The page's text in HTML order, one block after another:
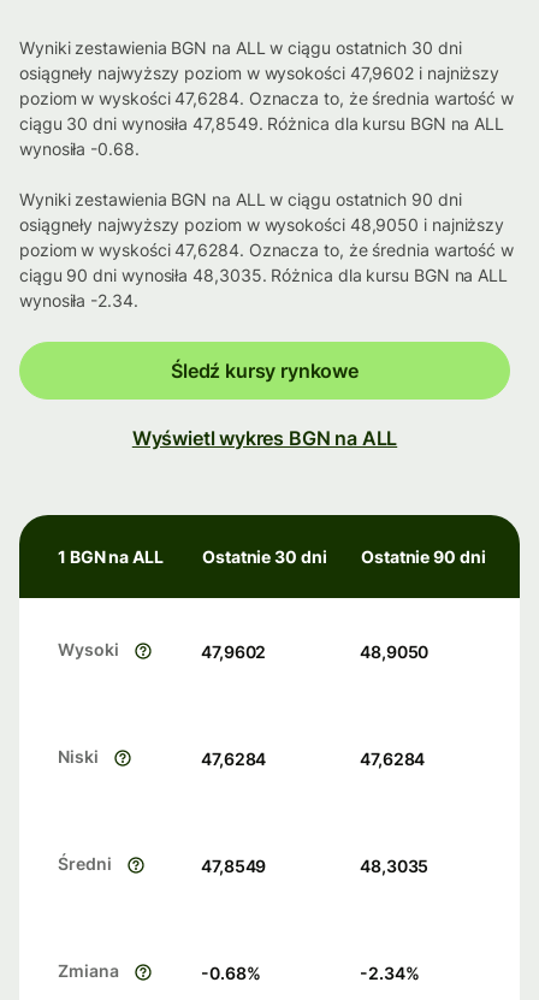
Wyniki zestawienia BGN na ALL w ciągu ostatnich 30 dni
osiągneły najwyższy poziom w wysokości 47,9602 i najniższy
poziom w wyskości 47,6284. Oznacza to, że średnia wartość w
ciągu 30 dni wynosiła 47,8549. Różnica dla kursu BGN na ALL
wynosiła -0.68.
Wyniki zestawienia BGN na ALL w ciągu ostatnich 90 dni
osiągneły najwyższy poziom w wysokości 48,9050 i najniższy
poziom w wyskości 47,6284. Oznacza to, że średnia wartość w
ciągu 90 dni wynosiła 48,3035. Różnica dla kursu BGN na ALL
wynosiła -2.34.
Śledź kursy rynkowe
Wyświetl wykres BGN na ALL
1 BGN na ALL Ostatnie 30 dni Ostatnie 90 dni
Wysoki 47,9602 48,9050
Niski 47,6284 47,6284
Średni 47,8549 48,3035
Zmiana -0.68% -2.34%